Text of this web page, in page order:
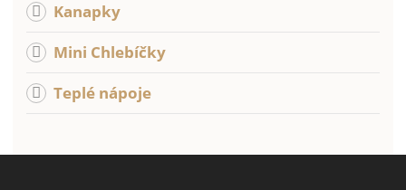
Kanapky
Mini Chlebíčky
Teplé nápoje